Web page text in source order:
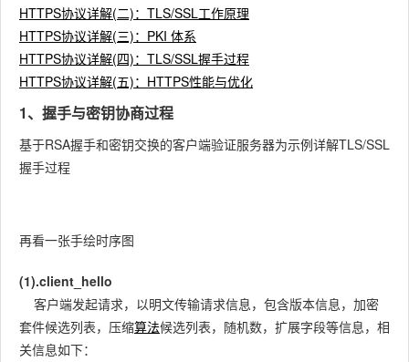
HTTPS协议详解(二)：TLS/SSL工作原理
HTTPS协议详解(三)：PKI 体系
HTTPS协议详解(四)：TLS/SSL握手过程
HTTPS协议详解(五)：HTTPS性能与优化
1、握手与密钥协商过程
基于RSA握手和密钥交换的客户端验证服务器为示例详解TLS/SSL
握手过程
再看一张手绘时序图
(1).client_hello
客户端发起请求，以明文传输请求信息，包含版本信息，加密
套件候选列表，压缩算法候选列表，随机数，扩展字段等信息，相
关信息如下：